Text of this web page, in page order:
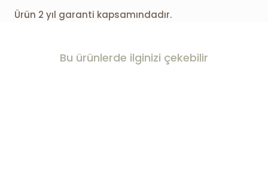
Ürün 2 yıl garanti kapsamındadır.
Bu ürünlerde ilginizi çekebilir